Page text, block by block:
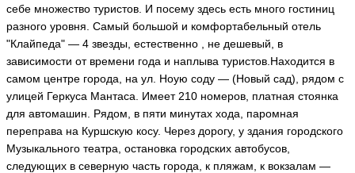
себе множество туристов. И посему здесь есть много гостиниц
разного уровня. Самый большой и комфортабельный отель
"Клайпеда" — 4 звезды, естественно , не дешевый, в
зависимости от времени года и наплыва туристов.Находится в
самом центре города, на ул. Ноую соду — (Новый сад), рядом с
улицей Геркуса Мантаса. Имеет 210 номеров, платная стоянка
для автомашин. Рядом, в пяти минутах хода, паромная
переправа на Куршскую косу. Через дорогу, у здания городского
Музыкального театра, остановка городских автобусов,
следующих в северную часть города, к пляжам, к вокзалам —